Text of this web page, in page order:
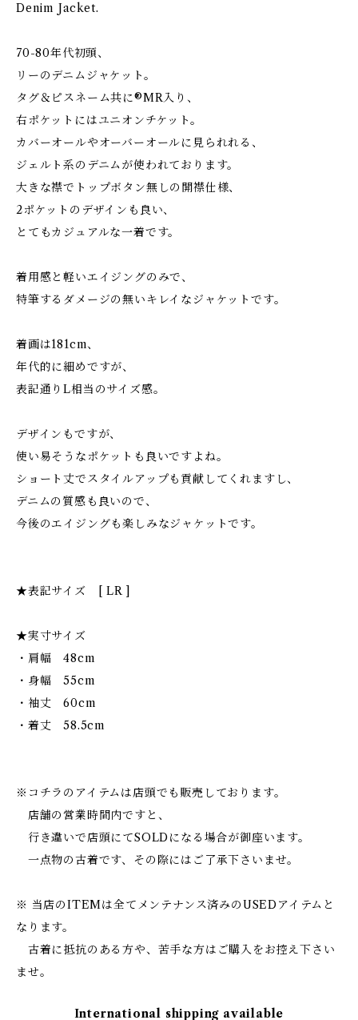
Denim Jacket.
70-80年代初頭、
リーのデニムジャケット。
タグ＆ピスネーム共に®MR入り、
右ポケットにはユニオンチケット。
カバーオールやオーバーオールに見られれる、
ジェルト系のデニムが使われております。
大きな襟でトップボタン無しの開襟仕様、
2ポケットのデザインも良い、
とてもカジュアルな一着です。
着用感と軽いエイジングのみで、
特筆するダメージの無いキレイなジャケットです。
着画は181cm、
年代的に細めですが、
表記通りL相当のサイズ感。
デザインもですが、
使い易そうなポケットも良いですよね。
ショート丈でスタイルアップも貢献してくれますし、
デニムの質感も良いので、
今後のエイジングも楽しみなジャケットです。
★表記サイズ [ LR ]
★実寸サイズ
・肩幅 48cm
・身幅 55cm
・袖丈 60cm
・着丈 58.5cm
※コチラのアイテムは店頭でも販売しております。
店舗の営業時間内ですと、
行き違いで店頭にてSOLDになる場合が御座います。
一点物の古着です、その際にはご了承下さいませ。
※ 当店のITEMは全てメンテナンス済みのUSEDアイテムと
なります。
古着に抵抗のある方や、苦手な方はご購入をお控え下さい
ませ。
International shipping available